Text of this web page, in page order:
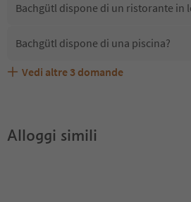
Bachgütl dispone di un ristorante in
Bachgütl dispone di una piscina?
Bachgütl accetta animali domestici?
Quali servizi/attività sono disponibili
Gli ospiti di Bachgütl ricevono l'Alto
Vedi altre 3 domande
Alloggi simili